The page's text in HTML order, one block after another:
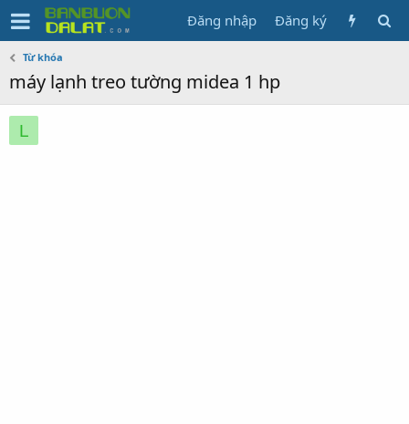
Đăng nhập Đăng ký
Từ khóa
máy lạnh treo tường midea 1 hp
L